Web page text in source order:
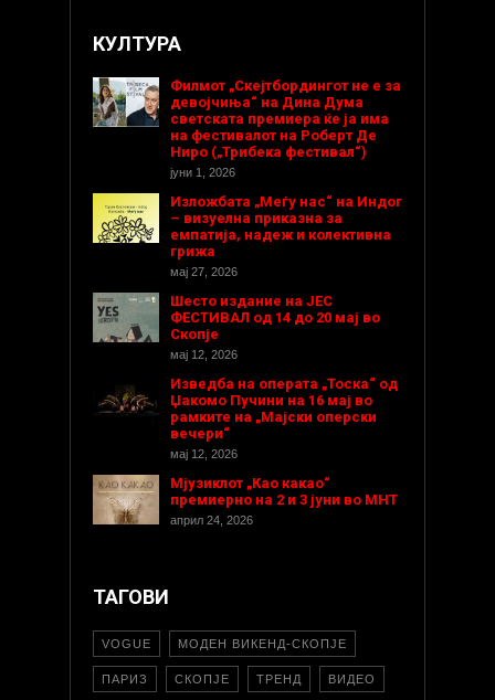
КУЛТУРА
Филмот „Скејтбордингот не е за
девојчиња“ на Дина Дума
светската премиера ќе ја има
на фестивалот на Роберт Де
Ниро („Трибека фестивал“)
јуни 1, 2026
Изложбата „Меѓу нас“ на Индог
– визуелна приказна за
емпатија, надеж и колективна
грижа
мај 27, 2026
Шесто издание на ЈЕС
ФЕСТИВАЛ од 14 до 20 мај во
Скопје
мај 12, 2026
Изведба на операта „Тоска“ од
Џакомо Пучини на 16 мај во
рамките на „Мајски оперски
вечери“
мај 12, 2026
Мјузиклот „Као какао“
премиерно на 2 и 3 јуни во МНТ
април 24, 2026
ТАГОВИ
VOGUE МОДЕН ВИКЕНД-СКОПЈЕ
ПАРИЗ СКОПЈЕ ТРЕНД ВИДЕО